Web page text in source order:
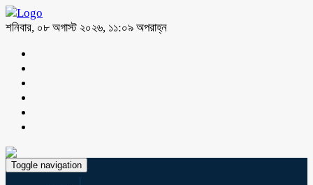
শনিবার, ০৮ অগাস্ট ২০২৬, ১১:০৯ অপরাহ্ন
Toggle navigation